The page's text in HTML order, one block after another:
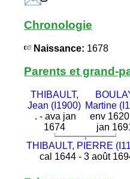
Chronologie
Naissance: 1678
Parents et grand-
THIBAULT,
Jean (I1900)
. - ava jan
1674
Martine
env
jan
THIBAULT, PIERRE
cal 1644 - 3 août